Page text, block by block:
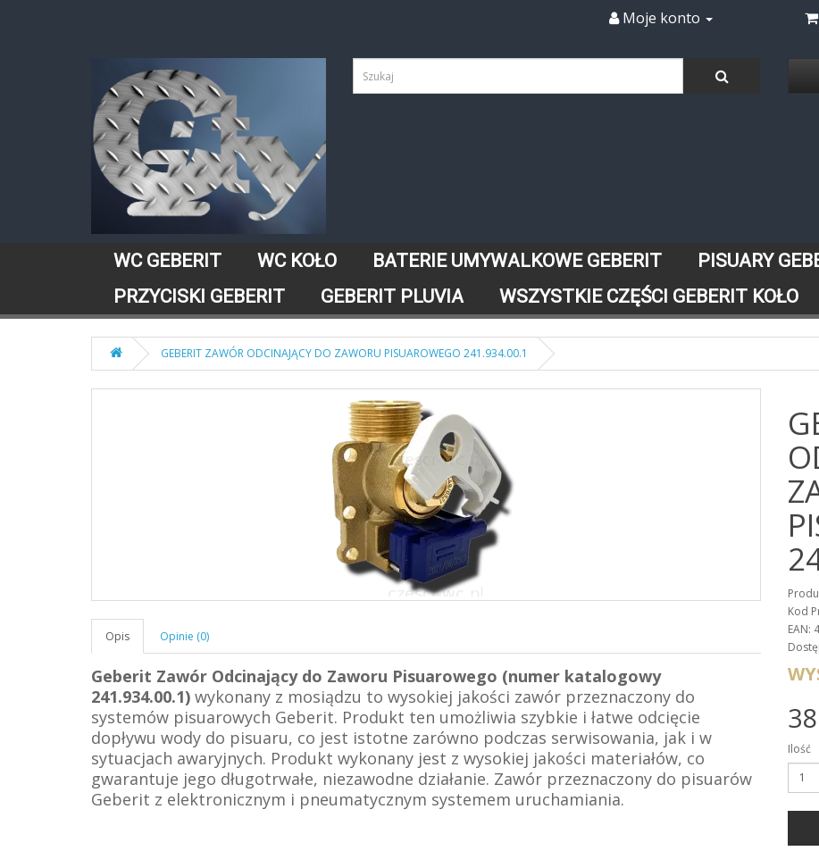
Moje konto
WC GEBERIT WC KOŁO BATERIE UMYWALKOWE GEBERIT PISUARY
PRZYCISKI GEBERIT
GEBERIT PLUVIA WSZYSTKIE CZĘŚCI GEBERIT KOŁO
GEBERIT ZAWÓR ODCINAJĄCY DO ZAWORU PISUAROWEGO 241.934.00.1
Opis Opinie (0)
Geberit Zawór Odcinający do Zaworu Pisuarowego (numer katalogowy
241.934.00.1) wykonany z mosiądzu to wysokiej jakości zawór przeznaczony do
systemów pisuarowych Geberit. Produkt ten umożliwia szybkie i łatwe odcięcie
dopływu wody do pisuaru, co jest istotne zarówno podczas serwisowania, jak i w
sytuacjach awaryjnych. Produkt wykonany jest z wysokiej jakości materiałów, co
gwarantuje jego długotrwałe, niezawodne działanie. Zawór przeznaczony do pisuarów
Geberit z elektronicznym i pneumatycznym systemem uruchamiania.
Kod
EAN:
Ilość